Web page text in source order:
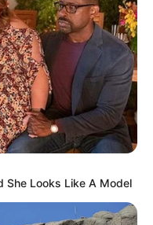
She Looks Like A Model